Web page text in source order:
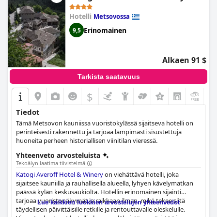
kohde lapsiperheille, ja se tarjoaa tilavia perhehuoneita ja
erillisen leikkihuoneen lapsille. Kaiken kaikkiaan
Tzoumerkon Hotel Resorton todellinen helmi, joka tarjoaa
unohtumattoman kokemuksen, jota ei kannata missata.
Hotelli Metsovossa
9,5 Erinomainen
Alkaen 91 $
Tarkista saatavuus
$
Tiedot
Tämä Metsovon kauniissa vuoristokylässä sijaitseva hotelli on
perinteisesti rakennettu ja tarjoaa lämpimästi sisustettuja
huoneita perheen historiallisen viinitilan vieressä.
Yhteenveto arvosteluista
Tekoälyn laatima tiivistelmä
Katogi Averoff Hotel & Wineryon viehättävä hotelli, joka
sijaitsee kauniilla ja rauhallisella alueella, lyhyen kävelymatkan
päässä kylän keskusaukiolta. Hotellin erinomainen sijainti
tarjoaa vuoristonäkymät ja raikkaan ilman, mikä tekee siitä
täydellisen päivittäisille retkille ja rentouttavalle oleskelulle.
Lue kaikkien luokkien arvostelujen yhteenvedot